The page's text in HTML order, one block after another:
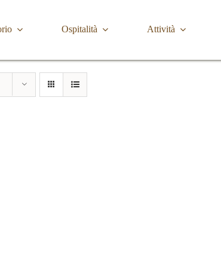
Media Valle Trompia
Ospitalità Attività